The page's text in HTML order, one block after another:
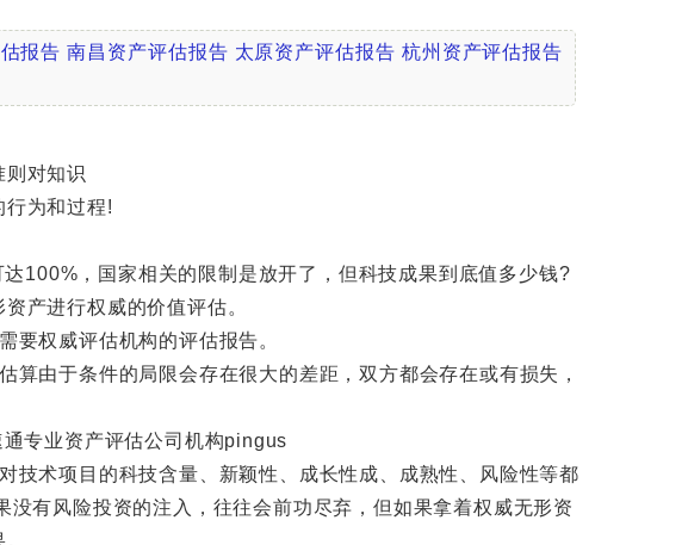
报告 南昌资产评估报告 太原资产评估报告 杭州资产评估报告
对知识
为和过程!
，国家相关的限制是放开了，但科技成果到底值多少钱?
产进行权威的价值评估。
权威评估机构的评估报告。
由于条件的局限会存在很大的差距，双方都会存在或有损失，
术项目的科技含量、新颖性、成长性成、成熟性、风险性等都
有风险投资的注入，往往会前功尽弃，但如果拿着权威无形资